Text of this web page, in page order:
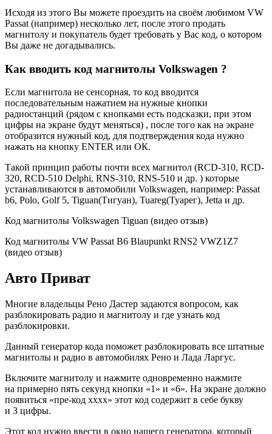
Исходя из этого Вы можете проездить на своём любимом VW
Passat (например) несколько лет, после этого продать
магнитолу и покупатель будет требовать у Вас код, о котором
Вы даже не догадывались.
Как вводить код магнитолы Volkswagen ?
Если магнитола не сенсорная, то код вводится
последовательным нажатием на нужные кнопки
радиостанций (рядом с кнопками есть подсказки, при этом
цифры на экране будут меняться) , после того как на экране
отобразится нужный код, для подтверждения кода нужно
нажать на кнопку ENTER или ОК.
Такой принцип работы почти всех магнитол (RCD-310, RCD-
320, RCD-510 Delphi, RNS-310, RNS-510 и др. ) которые
устанавливаются в автомобили Volkswagen, например: Passat
b6, Polo, Golf 5, Tiguan(Тигуан), Tuareg(Туарег), Jetta и др.
Код магнитолы Volkswagen Tiguan (видео отзыв)
Код магнитолы VW Passat B6 Blaupunkt RNS2 VWZ1Z7
(видео отзыв)
Авто Приват
Многие владельцы Рено Дастер задаются вопросом, как
разблокировать радио и магнитолу и где узнать код
разблокировки.
Данный генератор кода поможет разблокировать все штатные
магнитолы и радио в автомобилях Рено и Лада Ларгус.
Включите магнитолу и нажмите одновременно нажмите
на примерно пять секунд кнопки «1» и «6». На экране должно
появиться «пре-код xxxx» этот код содержит в себе букву
и 3 цифры.
Этот код нужно ввести в окно нашего генератора, который